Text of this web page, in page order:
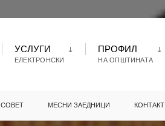
УСЛУГИ
ЕЛЕКТРОНСКИ
ПРОФИЛ
НА ОПШТИНАТА
СОВЕТ МЕСНИ ЗАЕДНИЦИ КОНТАКТ